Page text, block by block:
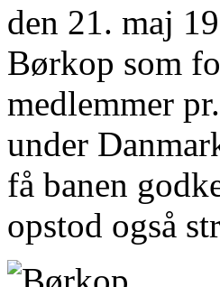
den 21. maj
Børkop som
medlemmer
under
få banen
opstod også